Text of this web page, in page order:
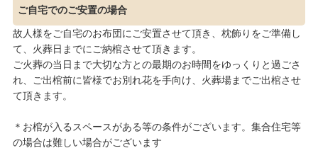
ご自宅でのご安置の場合
故人様をご自宅のお布団にご安置させて頂き、枕飾りをご準備し
て、火葬日までにご納棺させて頂きます。
ご火葬の当日まで大切な方との最期のお時間をゆっくりと過ごさ
れ、ご出棺前に皆様でお別れ花を手向け、火葬場までご出棺させ
て頂きます。
＊お棺が入るスペースがある等の条件がございます。集合住宅等
の場合は難しい場合がございます